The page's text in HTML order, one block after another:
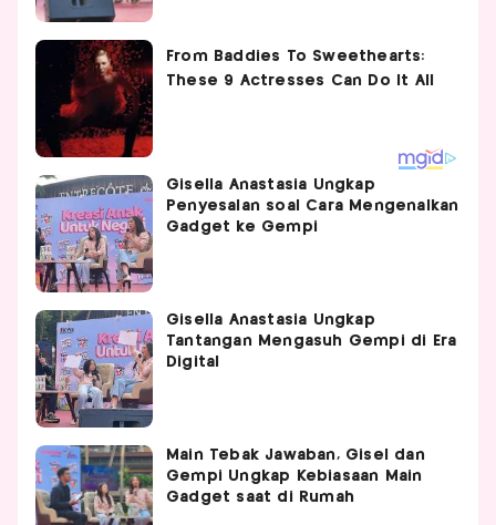
Gisella Anastasia Ungkap
Penyesalan soal Cara Mengenalkan
Gadget ke Gempi
Gisella Anastasia Ungkap
Tantangan Mengasuh Gempi di Era
Digital
Main Tebak Jawaban, Gisel dan
Gempi Ungkap Kebiasaan Main
Gadget saat di Rumah